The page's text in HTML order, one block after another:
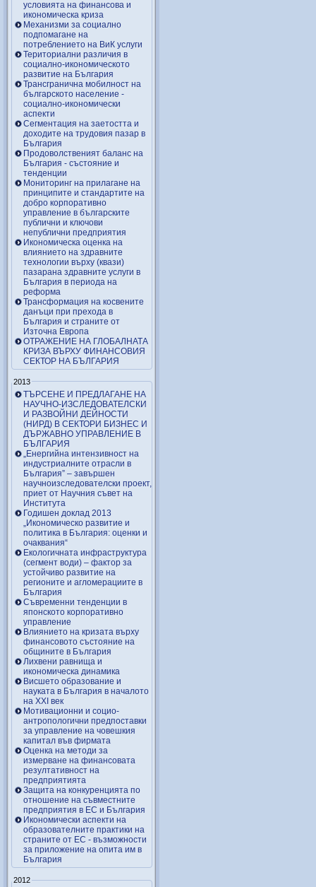
условията на финансова и
икономическа криза
Механизми за социално
подпомагане на
потреблението на ВиК услуги
Териториални различия в
социално-икономическото
развитие на България
Трансгранична мобилност на
българското население -
социално-икономически
аспекти
Сегментация на заетостта и
доходите на трудовия пазар в
България
Продоволственият баланс на
България - състояние и
тенденции
Мониторинг на прилагане на
принципите и стандартите на
добро корпоративно
управление в българските
публични и ключови
непублични предприятия
Икономическа оценка на
влиянието на здравните
технологии върху (квази)
пазарана здравните услуги в
България в периода на
реформа
Трансформация на косвените
данъци при прехода в
България и страните от
Източна Европа
ОТРАЖЕНИЕ НА ГЛОБАЛНАТА
КРИЗА ВЪРХУ ФИНАНСОВИЯ
СЕКТОР НА БЪЛГАРИЯ
2013
ТЪРСЕНЕ И ПРЕДЛАГАНЕ НА
НАУЧНО-ИЗСЛЕДОВАТЕЛСКИ
И РАЗВОЙНИ ДЕЙНОСТИ
(НИРД) В СЕКТОРИ БИЗНЕС И
ДЪРЖАВНО УПРАВЛЕНИЕ В
БЪЛГАРИЯ
„Енергийна интензивност на
индустриалните отрасли в
България” – завършен
научноизследователски проект,
приет от Научния съвет на
Института
Годишен доклад 2013
„Икономическо развитие и
политика в България: оценки и
очаквания“
Екологичната инфраструктура
(сегмент води) – фактор за
устойчиво развитие на
регионите и агломерациите в
България
Съвременни тенденции в
японското корпоративно
управление
Влиянието на кризата върху
финансовото състояние на
общините в България
Лихвени равнища и
икономическа динамика
Висшето образование и
науката в България в началото
на ХХІ век
Мотивационни и социо-
антропологични предпоставки
за управление на човешкия
капитал във фирмата
Оценка на методи за
измерване на финансовата
резултативност на
предприятията
Защита на конкуренцията по
отношение на съвместните
предприятия в ЕС и България
Икономически аспекти на
образователните практики на
страните от ЕС - възможности
за приложение на опита им в
България
2012